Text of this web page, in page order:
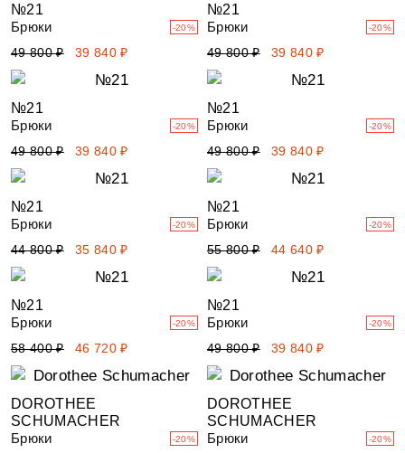
№21
Брюки
49 800 ₽ 39 840 ₽
-20%
№21
Брюки
49 800 ₽ 39 840 ₽
-20%
№21
Брюки
49 800 ₽ 39 840 ₽
-20%
№21
Брюки
49 800 ₽ 39 840 ₽
-20%
№21
Брюки
44 800 ₽ 35 840 ₽
-20%
№21
Брюки
55 800 ₽ 44 640 ₽
-20%
№21
Брюки
58 400 ₽ 46 720 ₽
-20%
№21
Брюки
49 800 ₽ 39 840 ₽
-20%
DOROTHEE
SCHUMACHER
Брюки
-20%
DOROTHEE
SCHUMACHER
Брюки
-20%